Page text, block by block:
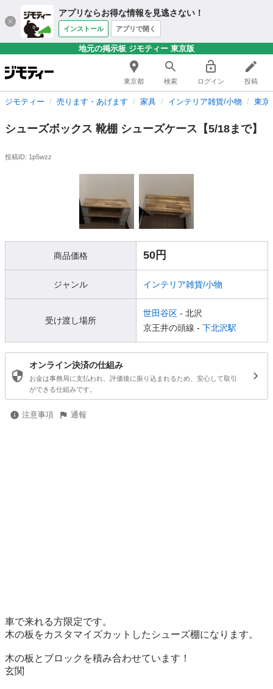
アプリならお得な情報を見逃さない！
インストール アプリで開く
地元の掲示板 ジモティー 東京版
東京都 検索 ログイン 投稿
ジモティー 売ります・あげます 家具 インテリア雑貨/小物 東京
シューズボックス 靴棚 シューズケース【5/18まで】
投稿ID: 1p5wzz
商品価格 50円
ジャンル インテリア雑貨/小物
受け渡し場所
世田谷区 - 北沢
京王井の頭線 - 下北沢駅
オンライン決済の仕組み
お金は事務局に支払われ、評価後に振り込まれるため、安心して取引
ができる仕組みです。
注意事項 通報
車で来れる方限定です。
木の板をカスタマイズカットしたシューズ棚になります。
木の板とブロックを積み合わせています！
玄関